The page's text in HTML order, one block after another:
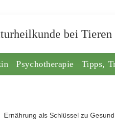
bei Tieren
Psychotherapie Tipps,
Ernährung als Schlüssel zu